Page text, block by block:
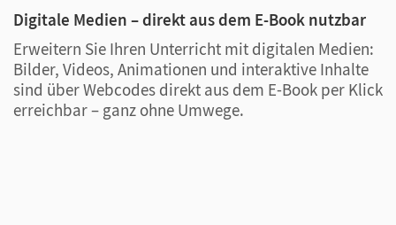
Digitale Medien – direkt aus dem E-Book nutzbar
Erweitern Sie Ihren Unterricht mit digitalen Medien:
Bilder, Videos, Animationen und interaktive Inhalte
sind über Webcodes direkt aus dem E-Book per Klick
erreichbar – ganz ohne Umwege.